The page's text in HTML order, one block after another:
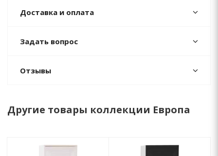
Доставка и оплата
Задать вопрос
Отзывы
Другие товары коллекции Европа